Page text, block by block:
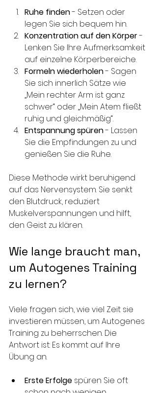
Ruhe finden - Setzen oder
legen Sie sich bequem hin.
Konzentration auf den Körper -
Lenken Sie Ihre Aufmerksamkeit
auf einzelne Körperbereiche.
Formeln wiederholen - Sagen
Sie sich innerlich Sätze wie
„Mein rechter Arm ist ganz
schwer“ oder „Mein Atem fließt
ruhig und gleichmäßig“.
Entspannung spüren - Lassen
Sie die Empfindungen zu und
genießen Sie die Ruhe.
Diese Methode wirkt beruhigend
auf das Nervensystem. Sie senkt
den Blutdruck, reduziert
Muskelverspannungen und hilft,
den Geist zu klären.
Wie lange braucht man,
um Autogenes Training
zu lernen?
Viele fragen sich, wie viel Zeit sie
investieren müssen, um Autogenes
Training zu beherrschen. Die
Antwort ist: Es kommt auf Ihre
Übung an.
Erste Erfolge spüren Sie oft